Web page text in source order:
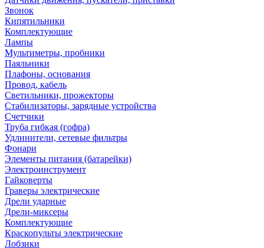
Звонок
Кипятильники
Комплектующие
Лампы
Мультиметры, пробники
Паяльники
Плафоны, основания
Провод, кабель
Светильники, прожекторы
Стабилизаторы, зарядные устройства
Счетчики
Труба гибкая (гофра)
Удлинители, сетевые фильтры
Фонари
Элементы питания (батарейки)
Электроинструмент
Гайковерты
Граверы электрические
Дрели ударные
Дрели-миксеры
Комплектующие
Краскопульты электрические
Лобзики